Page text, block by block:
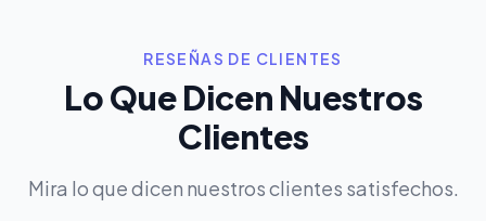
RESEÑAS DE CLIENTES
Lo Que Dicen Nuestros
Clientes
Mira lo que dicen nuestros clientes satisfechos.